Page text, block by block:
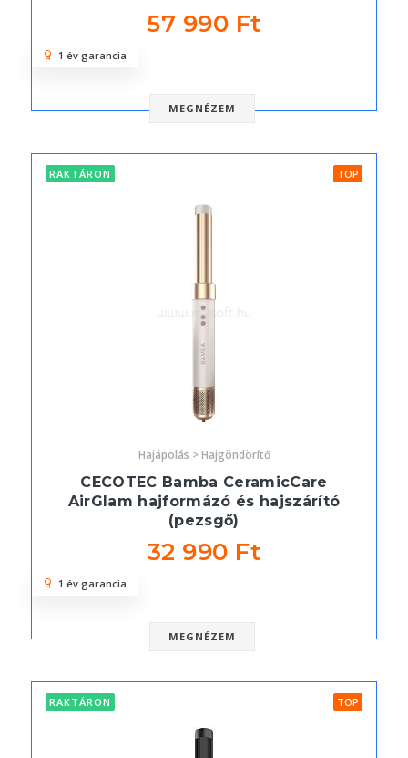
57 990 Ft
MEGNÉZEM
1 év garancia
RAKTÁRON TOP
Hajápolás > Hajgöndörítő
CECOTEC Bamba CeramicCare
AirGlam hajformázó és hajszárító
(pezsgő)
32 990 Ft
MEGNÉZEM
1 év garancia
RAKTÁRON TOP